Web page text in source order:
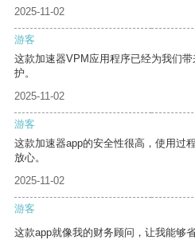
2025-11-02
游客
这款加速器VPM应用程序已经为我们
护。
2025-11-02
游客
这款加速器app的安全性很高，使用过
放心。
2025-11-02
游客
这款app就像我的财务顾问，让我能够省